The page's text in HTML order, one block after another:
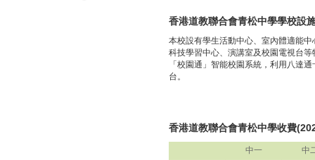
香港道教聯合會青松中學學校設
本校設有學生活動中心、室內體適能
科技學習中心、演講室及校園電視台
「校園通」智能校園系統，利用八達
台。
香港道教聯合會青松中學收費
中一
中